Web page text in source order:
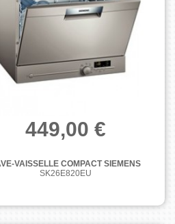
449,00 €
VAISSELLE COMPACT SIEMENS
SK26E820EU